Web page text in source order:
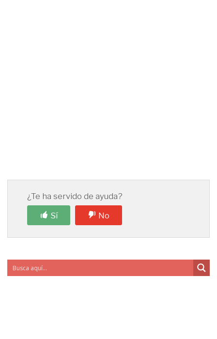
¿Te ha servido de ayuda?
Sí
No